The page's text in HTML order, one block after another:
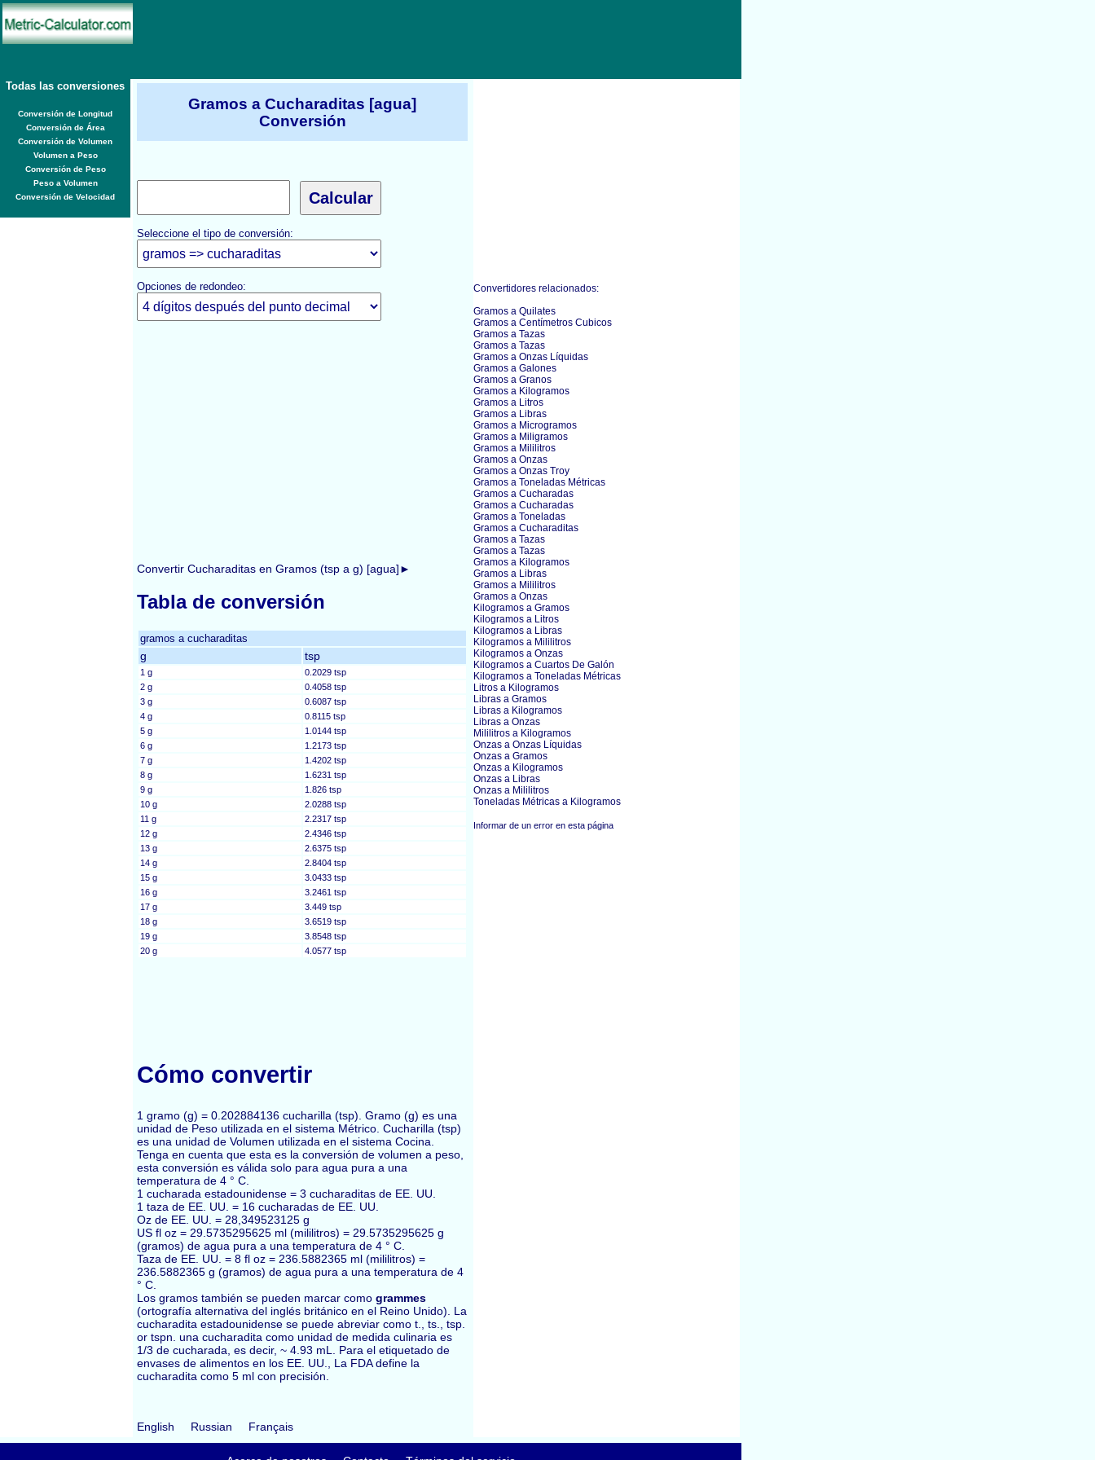
Todas las conversiones
Conversión de Longitud
Conversión de Área
Conversión de Volumen
Volumen a Peso
Conversión de Peso
Peso a Volumen
Conversión de Velocidad
Gramos a Cucharaditas [agua]
Conversión
Seleccione el tipo de conversión:
Opciones de redondeo:
Convertir Cucharaditas en Gramos (tsp a g) [agua]►
Tabla de conversión
gramos a cucharaditas
g tsp
1 g
0.2029 tsp
2 g
0.4058 tsp
3 g
0.6087 tsp
4 g
0.8115 tsp
5 g
1.0144 tsp
6 g
1.2173 tsp
7 g
1.4202 tsp
8 g
1.6231 tsp
9 g
1.826 tsp
10 g
2.0288 tsp
11 g
2.2317 tsp
12 g
2.4346 tsp
13 g
2.6375 tsp
14 g
2.8404 tsp
15 g
3.0433 tsp
16 g
3.2461 tsp
17 g
3.449 tsp
18 g
3.6519 tsp
19 g
3.8548 tsp
20 g
4.0577 tsp
Cómo convertir
1 gramo (g) = 0.202884136 cucharilla (tsp). Gramo (g) es una
unidad de Peso utilizada en el sistema Métrico. Cucharilla (tsp)
es una unidad de Volumen utilizada en el sistema Cocina.
Tenga en cuenta que esta es la conversión de volumen a peso,
esta conversión es válida solo para agua pura a una
temperatura de 4 ° C.
1 cucharada estadounidense = 3 cucharaditas de EE. UU.
1 taza de EE. UU. = 16 cucharadas de EE. UU.
Oz de EE. UU. = 28,349523125 g
US fl oz = 29.5735295625 ml (mililitros) = 29.5735295625 g
(gramos) de agua pura a una temperatura de 4 ° C.
Taza de EE. UU. = 8 fl oz = 236.5882365 ml (mililitros) =
236.5882365 g (gramos) de agua pura a una temperatura de 4
° C.
Los gramos también se pueden marcar como grammes
(ortografía alternativa del inglés británico en el Reino Unido). La
cucharadita estadounidense se puede abreviar como t., ts., tsp.
or tspn. una cucharadita como unidad de medida culinaria es
1/3 de cucharada, es decir, ~ 4.93 mL. Para el etiquetado de
envases de alimentos en los EE. UU., La FDA define la
cucharadita como 5 ml con precisión.
English Russian Français
Convertidores relacionados:
Gramos a Quilates
Gramos a Centímetros Cubicos
Gramos a Tazas
Gramos a Tazas
Gramos a Onzas Líquidas
Gramos a Galones
Gramos a Granos
Gramos a Kilogramos
Gramos a Litros
Gramos a Libras
Gramos a Microgramos
Gramos a Miligramos
Gramos a Mililitros
Gramos a Onzas
Gramos a Onzas Troy
Gramos a Toneladas Métricas
Gramos a Cucharadas
Gramos a Cucharadas
Gramos a Toneladas
Gramos a Cucharaditas
Gramos a Tazas
Gramos a Tazas
Gramos a Kilogramos
Gramos a Libras
Gramos a Mililitros
Gramos a Onzas
Kilogramos a Gramos
Kilogramos a Litros
Kilogramos a Libras
Kilogramos a Mililitros
Kilogramos a Onzas
Kilogramos a Cuartos De Galón
Kilogramos a Toneladas Métricas
Litros a Kilogramos
Libras a Gramos
Libras a Kilogramos
Libras a Onzas
Mililitros a Kilogramos
Onzas a Onzas Líquidas
Onzas a Gramos
Onzas a Kilogramos
Onzas a Libras
Onzas a Mililitros
Toneladas Métricas a Kilogramos
Informar de un error en esta página